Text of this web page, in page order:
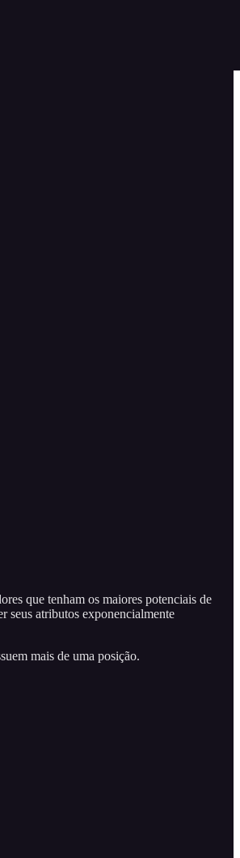
que tenham os maiores potenciais de
seus atributos exponencialmente
mais de uma posição.